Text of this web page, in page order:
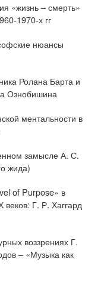
«жизнь – смерть»
1970-х гг
нюансы
Ролана Барта и
Ознобишина
ментальности в
замысле А. С.
жида)
of Purpose» в
Г. Р. Хаггард
воззрениях Г.
– «Музыка как